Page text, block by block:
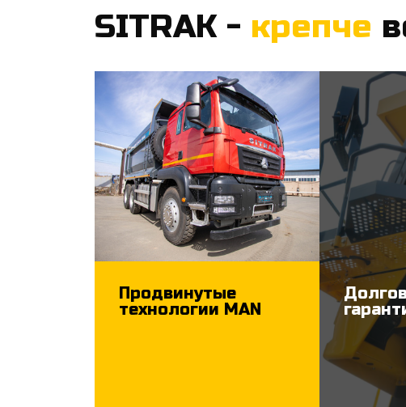
SITRAK - крепче
Продвинутые
технологии MAN